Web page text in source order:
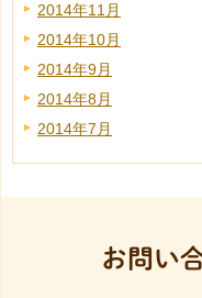
2014年11月
2014年10月
2014年9月
2014年8月
2014年7月
お問い